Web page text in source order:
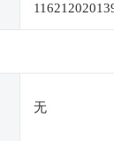
无